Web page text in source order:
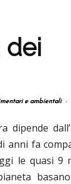
dei
e ambientali
-
anni fa
le quasi 9